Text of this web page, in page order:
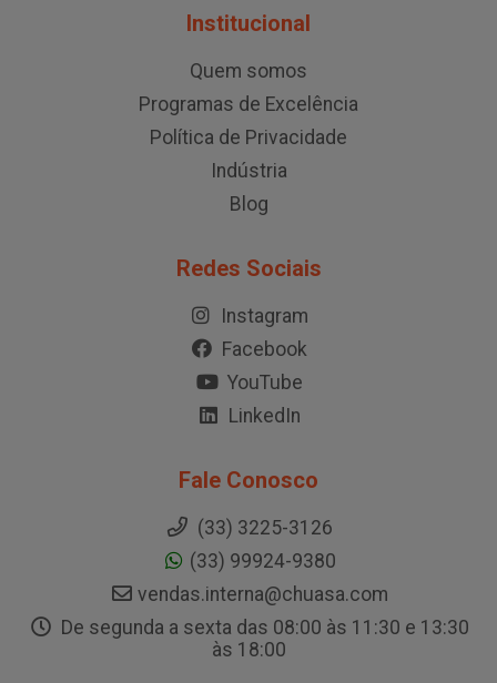
Institucional
Quem somos
Programas de Excelência
Política de Privacidade
Indústria
Blog
Redes Sociais
Instagram
Facebook
YouTube
LinkedIn
Fale Conosco
(33) 3225-3126
(33) 99924-9380
vendas.interna@chuasa.com
De segunda a sexta das 08:00 às 11:30 e 13:30
às 18:00